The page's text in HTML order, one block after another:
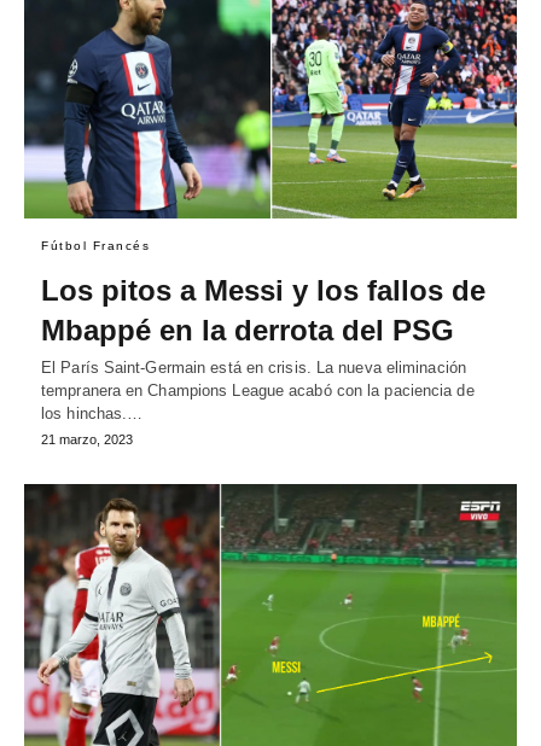
Fútbol Francés
Los pitos a Messi y los fallos de
Mbappé en la derrota del PSG
El París Saint-Germain está en crisis. La nueva eliminación
tempranera en Champions League acabó con la paciencia de
los hinchas.…
21 marzo, 2023